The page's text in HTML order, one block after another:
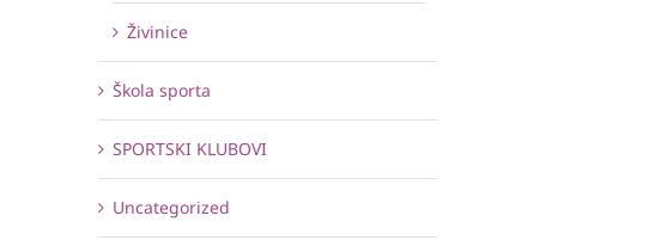
Živinice
Škola sporta
SPORTSKI KLUBOVI
Uncategorized